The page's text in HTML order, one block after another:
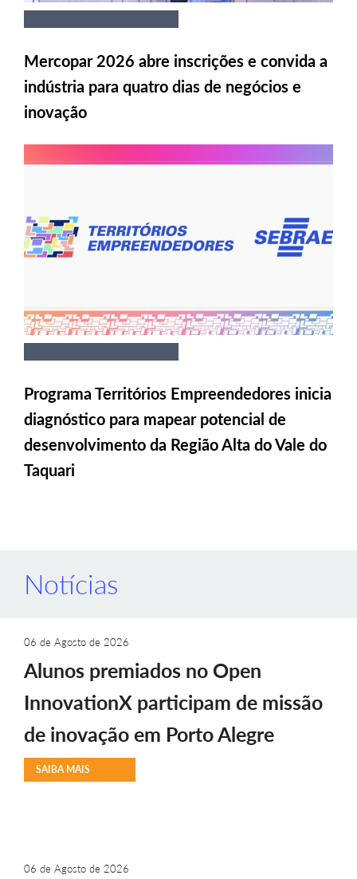
Mercopar 2026 abre inscrições e convida a
indústria para quatro dias de negócios e
inovação
Programa Territórios Empreendedores inicia
diagnóstico para mapear potencial de
desenvolvimento da Região Alta do Vale do
Taquari
Notícias
06 de Agosto de 2026
Alunos premiados no Open
InnovationX participam de missão
de inovação em Porto Alegre
SAIBA MAIS
06 de Agosto de 2026